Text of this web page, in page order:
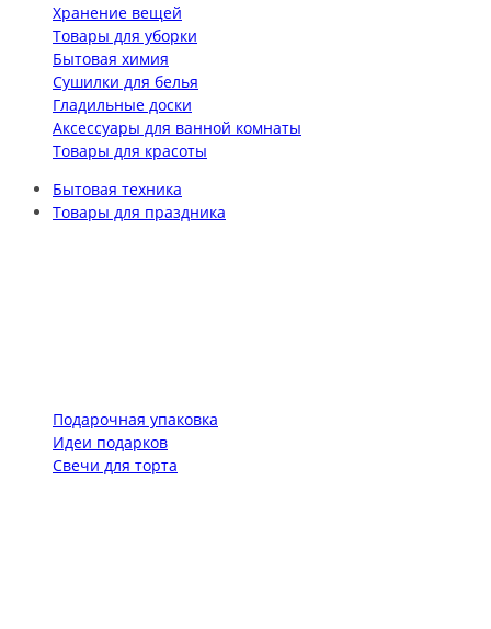
Хранение вещей
Товары для уборки
Бытовая химия
Сушилки для белья
Гладильные доски
Аксессуары для ванной комнаты
Товары для красоты
Бытовая техника
Товары для праздника
Подарочная упаковка
Идеи подарков
Свечи для торта